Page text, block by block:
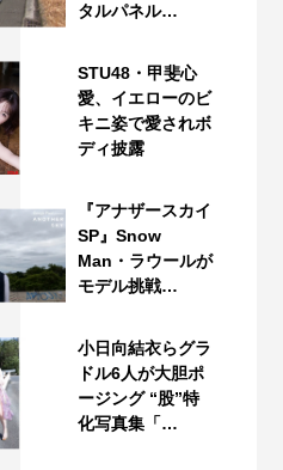
タルパネル…
STU48・甲斐心
愛、イエローのビ
キニ姿で愛されボ
ディ披露
『アナザースカイ
SP』Snow
Man・ラウールが
モデル挑戦…
小日向結衣らグラ
ドル6人が大胆ポ
ージング “股”特
化写真集「…